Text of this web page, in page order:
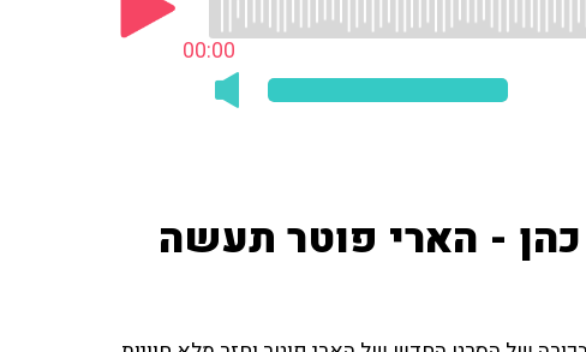
00:00
כהן - הארי פוטר תעשה